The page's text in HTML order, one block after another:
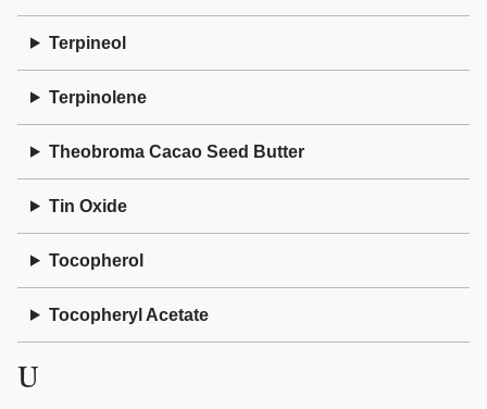
Terpineol
Terpinolene
Theobroma Cacao Seed Butter
Tin Oxide
Tocopherol
Tocopheryl Acetate
U